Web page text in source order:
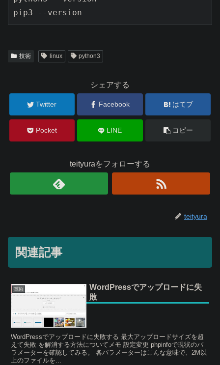
pip3 --version
技術 linux python3
シェアする
Twitter Facebook はてブ
Pocket LINE コピー
teityuraをフォローする
teityura
関連記事
技術
WordPressでアップロードに失
敗
WordPressでアップロードに失敗する 最大アップロードサイズを超
えて失敗 を解消する方法についてメモ 設定変更 phpinfoで現状のパ
ラメーターを確認してみる。 各パラメーターはこんな意味で、2M以
上のファイルを...